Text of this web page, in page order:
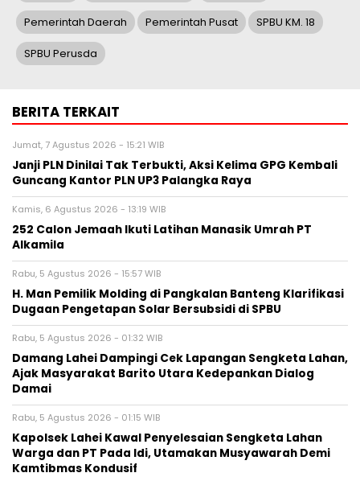
Pemerintah Daerah Pemerintah Pusat SPBU KM. 18
SPBU Perusda
BERITA TERKAIT
Jumat, 7 Agustus 2026 - 15:21 WIB
Janji PLN Dinilai Tak Terbukti, Aksi Kelima GPG Kembali
Guncang Kantor PLN UP3 Palangka Raya
Kamis, 6 Agustus 2026 - 13:19 WIB
252 Calon Jemaah Ikuti Latihan Manasik Umrah PT
Alkamila
Rabu, 5 Agustus 2026 - 15:57 WIB
H. Man Pemilik Molding di Pangkalan Banteng Klarifikasi
Dugaan Pengetapan Solar Bersubsidi di SPBU
Rabu, 5 Agustus 2026 - 01:32 WIB
Damang Lahei Dampingi Cek Lapangan Sengketa Lahan,
Ajak Masyarakat Barito Utara Kedepankan Dialog
Damai
Rabu, 5 Agustus 2026 - 01:15 WIB
Kapolsek Lahei Kawal Penyelesaian Sengketa Lahan
Warga dan PT Pada Idi, Utamakan Musyawarah Demi
Kamtibmas Kondusif